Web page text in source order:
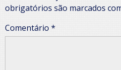
obrigatórios são marcados
Comentário *